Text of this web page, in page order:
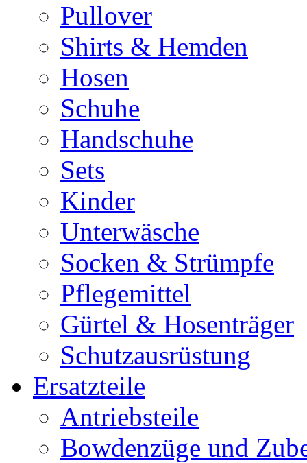
Pullover
Shirts & Hemden
Hosen
Schuhe
Handschuhe
Sets
Kinder
Unterwäsche
Socken & Strümpfe
Pflegemittel
Gürtel & Hosenträger
Schutzausrüstung
Ersatzteile
Antriebsteile
Bowdenzüge und